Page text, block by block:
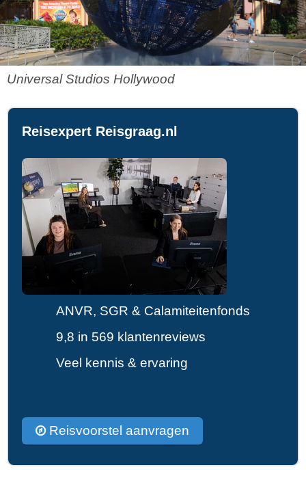
Universal Studios Hollywood
Reisexpert Reisgraag.nl
ANVR, SGR & Calamiteitenfonds
9,8 in 569 klantenreviews
Veel kennis & ervaring
Reisvoorstel aanvragen